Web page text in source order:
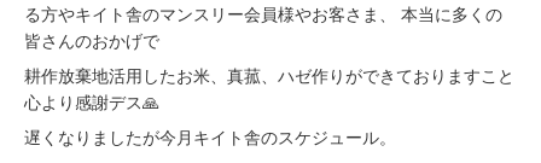
る方やキイト舎のマンスリー会員様やお客さま、 本当に多くの
皆さんのおかげで
耕作放棄地活用したお米、真菰、ハゼ作りができておりますこと
心より感謝デス🙏
遅くなりましたが今月キイト舎のスケジュール。